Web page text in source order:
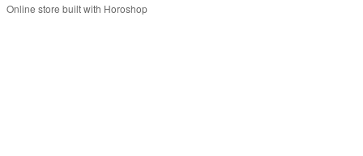
Online store built with Horoshop